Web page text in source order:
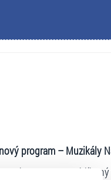
program – Muzikály
kam se tento